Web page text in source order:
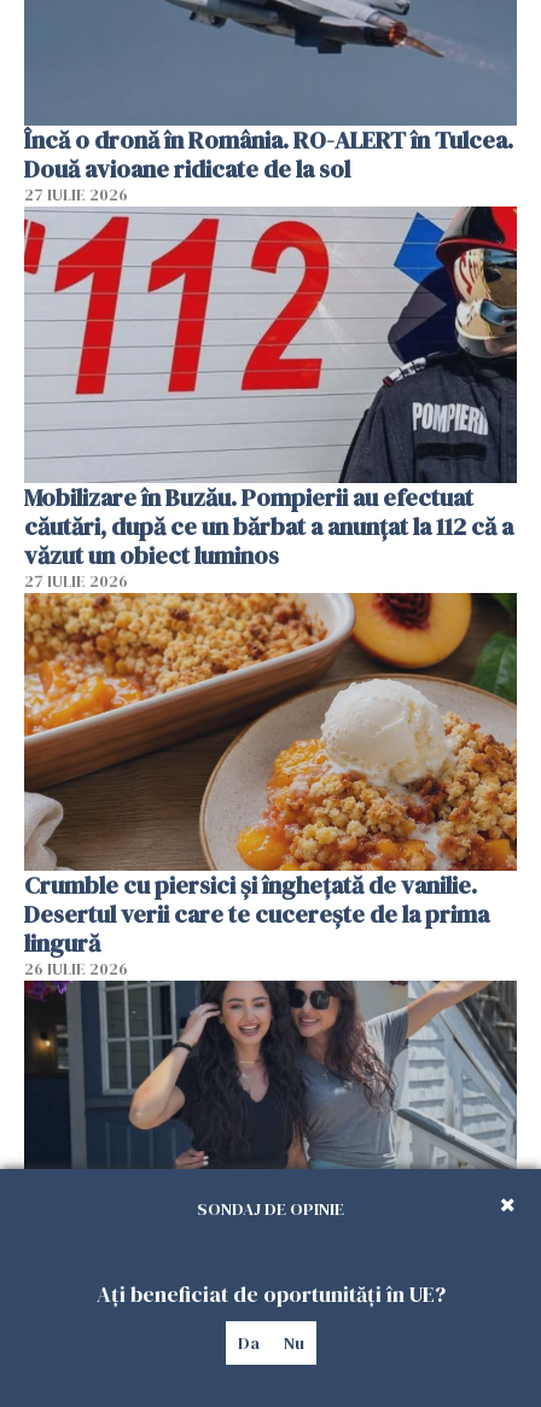
Încă o dronă în România. RO-ALERT în Tulcea.
Două avioane ridicate de la sol
27 IULIE 2026
Mobilizare în Buzău. Pompierii au efectuat
căutări, după ce un bărbat a anunțat la 112 că a
văzut un obiect luminos
27 IULIE 2026
Crumble cu piersici și înghețată de vanilie.
Desertul verii care te cucerește de la prima
lingură
26 IULIE 2026
într-un restaurant din SUA. Patronul: „Nu știu
ce o să mă fac fără voi”
SONDAJ DE OPINIE
Ați beneficiat de oportunități în UE?
Da Nu